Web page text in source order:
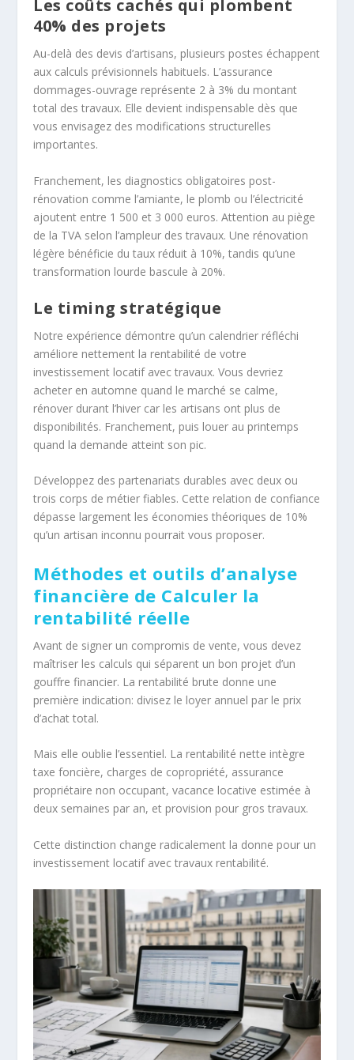
Les coûts cachés qui plombent
40% des projets
Au-delà des devis d’artisans, plusieurs postes échappent
aux calculs prévisionnels habituels. L’assurance
dommages-ouvrage représente 2 à 3% du montant
total des travaux. Elle devient indispensable dès que
vous envisagez des modifications structurelles
importantes.
Franchement, les diagnostics obligatoires post-
rénovation comme l’amiante, le plomb ou l’électricité
ajoutent entre 1 500 et 3 000 euros. Attention au piège
de la TVA selon l’ampleur des travaux. Une rénovation
légère bénéficie du taux réduit à 10%, tandis qu’une
transformation lourde bascule à 20%.
Le timing stratégique
Notre expérience démontre qu’un calendrier réfléchi
améliore nettement la rentabilité de votre
investissement locatif avec travaux. Vous devriez
acheter en automne quand le marché se calme,
rénover durant l’hiver car les artisans ont plus de
disponibilités. Franchement, puis louer au printemps
quand la demande atteint son pic.
Développez des partenariats durables avec deux ou
trois corps de métier fiables. Cette relation de confiance
dépasse largement les économies théoriques de 10%
qu’un artisan inconnu pourrait vous proposer.
Méthodes et outils d’analyse
financière de Calculer la
rentabilité réelle
Avant de signer un compromis de vente, vous devez
maîtriser les calculs qui séparent un bon projet d’un
gouffre financier. La rentabilité brute donne une
première indication: divisez le loyer annuel par le prix
d’achat total.
Mais elle oublie l’essentiel. La rentabilité nette intègre
taxe foncière, charges de copropriété, assurance
propriétaire non occupant, vacance locative estimée à
deux semaines par an, et provision pour gros travaux.
Cette distinction change radicalement la donne pour un
investissement locatif avec travaux rentabilité.